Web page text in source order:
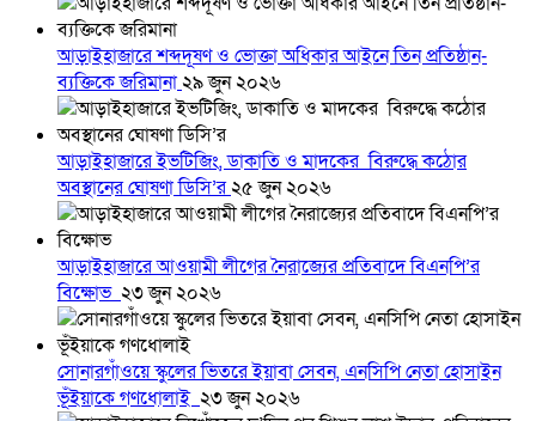
আড়াইহাজারে শব্দদূষণ ও ভোক্তা অধিকার আইনে তিন প্রতিষ্ঠান-
ব্যক্তিকে জরিমানা২৯ জুন ২০২৬
আড়াইহাজারে ইভটিজিং, ডাকাতি ও মাদকের বিরুদ্ধে কঠোর
অবস্থানের ঘোষণা ডিসি’র২৫ জুন ২০২৬
আড়াইহাজারে আওয়ামী লীগের নৈরাজ্যের প্রতিবাদে বিএনপি’র
বিক্ষোভ ২৩ জুন ২০২৬
সোনারগাঁওয়ে স্কুলের ভিতরে ইয়াবা সেবন, এনসিপি নেতা হোসাইন
ভূঁইয়াকে গণধোলাই ২৩ জুন ২০২৬